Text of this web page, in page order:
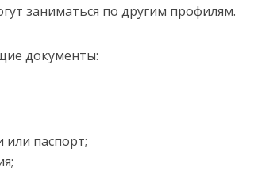
заниматься по другим профилям.
документы:
или паспорт;